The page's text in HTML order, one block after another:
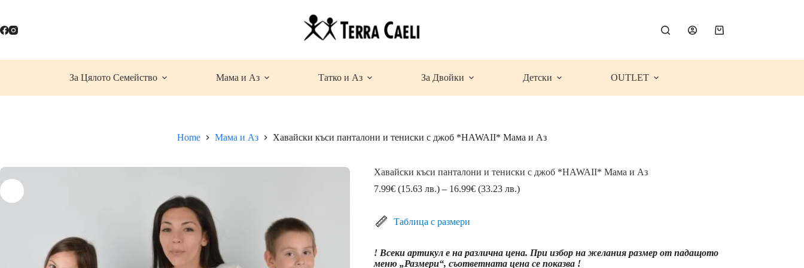
content
Shopping
За Цялото Семейство Мама и Аз Татко и Аз За Двойки Детски OUTLET
Home Мама и Аз Хавайски къси панталони и тениски с джоб *HAWAII* Мама и Аз
Хавайски къси панталони и тениски с джоб *HAWAII* Мама и Аз
7.99€(15.63 лв.) – 16.99€(33.23 лв.)Price
16.99€
(33.23
Таблица с размери
! Всеки артикул е на различна цена. При избор на желания размер от падащото
меню „Размери“, съответната цена се показва !